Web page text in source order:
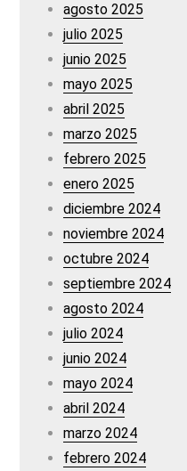
agosto 2025
julio 2025
junio 2025
mayo 2025
abril 2025
marzo 2025
febrero 2025
enero 2025
diciembre 2024
noviembre 2024
octubre 2024
septiembre 2024
agosto 2024
julio 2024
junio 2024
mayo 2024
abril 2024
marzo 2024
febrero 2024